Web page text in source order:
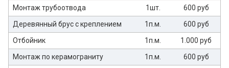
Монтаж трубоотвода 1шт.
600 руб
Деревянный брус с креплением
1п.м.
600 руб
Отбойник
1п.м.
1.000 руб
Монтаж по керамограниту
1п.м.
600 руб